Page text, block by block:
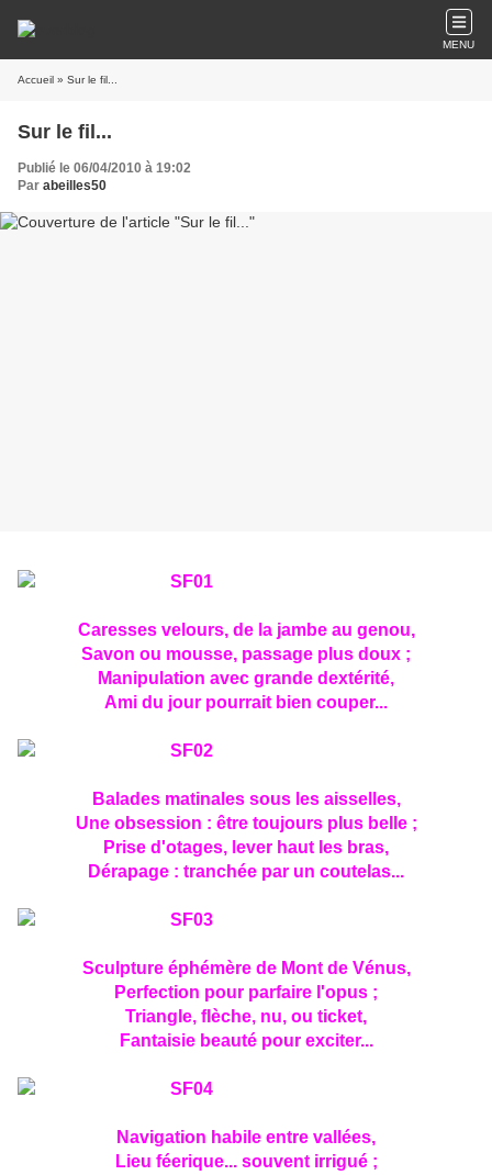
MENU
Accueil » Sur le fil...
Sur le fil...
Publié le 06/04/2010 à 19:02
Par abeilles50
Caresses velours, de la jambe au genou,
Savon ou mousse, passage plus doux ;
Manipulation avec grande dextérité,
Ami du jour pourrait bien couper...
Balades matinales sous les aisselles,
Une obsession : être toujours plus belle ;
Prise d'otages, lever haut les bras,
Dérapage : tranchée par un coutelas...
Sculpture éphémère de Mont de Vénus,
Perfection pour parfaire l'opus ;
Triangle, flèche, nu, ou ticket,
Fantaisie beauté pour exciter...
Navigation habile entre vallées,
Lieu féerique... souvent irrigué ;